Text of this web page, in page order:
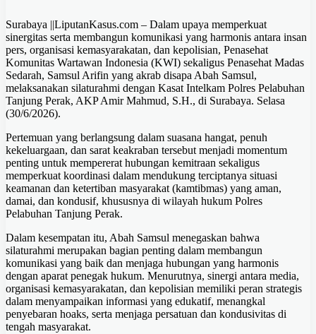
Surabaya ||LiputanKasus.com – Dalam upaya memperkuat
sinergitas serta membangun komunikasi yang harmonis antara insan
pers, organisasi kemasyarakatan, dan kepolisian, Penasehat
Komunitas Wartawan Indonesia (KWI) sekaligus Penasehat Madas
Sedarah, Samsul Arifin yang akrab disapa Abah Samsul,
melaksanakan silaturahmi dengan Kasat Intelkam Polres Pelabuhan
Tanjung Perak, AKP Amir Mahmud, S.H., di Surabaya. Selasa
(30/6/2026).
Pertemuan yang berlangsung dalam suasana hangat, penuh
kekeluargaan, dan sarat keakraban tersebut menjadi momentum
penting untuk mempererat hubungan kemitraan sekaligus
memperkuat koordinasi dalam mendukung terciptanya situasi
keamanan dan ketertiban masyarakat (kamtibmas) yang aman,
damai, dan kondusif, khususnya di wilayah hukum Polres
Pelabuhan Tanjung Perak.
Dalam kesempatan itu, Abah Samsul menegaskan bahwa
silaturahmi merupakan bagian penting dalam membangun
komunikasi yang baik dan menjaga hubungan yang harmonis
dengan aparat penegak hukum. Menurutnya, sinergi antara media,
organisasi kemasyarakatan, dan kepolisian memiliki peran strategis
dalam menyampaikan informasi yang edukatif, menangkal
penyebaran hoaks, serta menjaga persatuan dan kondusivitas di
tengah masyarakat.